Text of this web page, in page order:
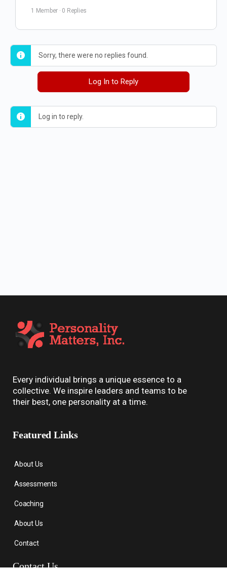
1 Member · 0 Replies
Sorry, there were no replies found.
Log In to Reply
Log in to reply.
Every individual brings a unique essence to a
collective. We inspire leaders and teams to be
their best, one personality at a time.
Featured Links
About Us
Assessments
Coaching
About Us
Contact
Contact Us